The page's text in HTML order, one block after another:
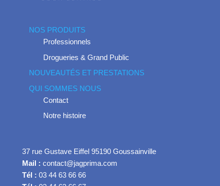
NOS PRODUITS
Professionnels
Drogueries & Grand Public
NOUVEAUTÉS ET PRESTATIONS
QUI SOMMES NOUS
Contact
Notre histoire
37 rue Gustave Eiffel 95190 Goussainville
Mail : contact@jagprima.com
Tél : 03 44 63 66 66